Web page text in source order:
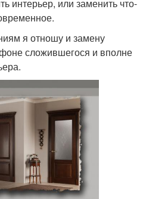
интерьер, или заменить что-
я отношу и замену
сложившегося и вполне